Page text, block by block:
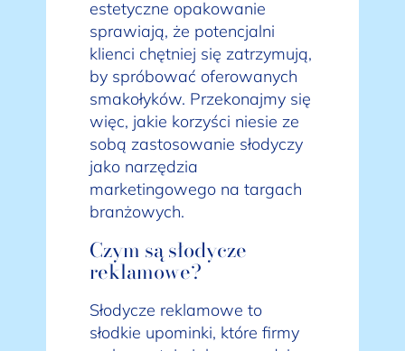
estetyczne opakowanie
sprawiają, że potencjalni
klienci chętniej się zatrzymują,
by spróbować oferowanych
smakołyków. Przekonajmy się
więc, jakie korzyści niesie ze
sobą zastosowanie słodyczy
jako narzędzia
marketingowego na targach
branżowych.
Czym są słodycze
reklamowe?
Słodycze reklamowe to
słodkie upominki, które firmy